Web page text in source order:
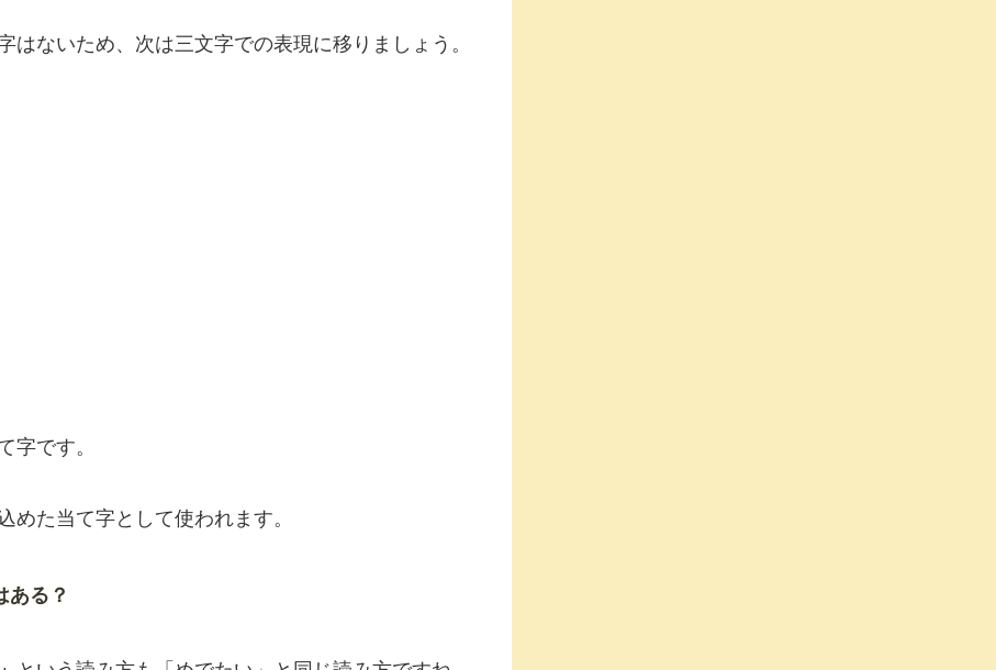
ないため、次は三文字での表現に移りましょう。
字です。
めた当て字として使われます。
ある？